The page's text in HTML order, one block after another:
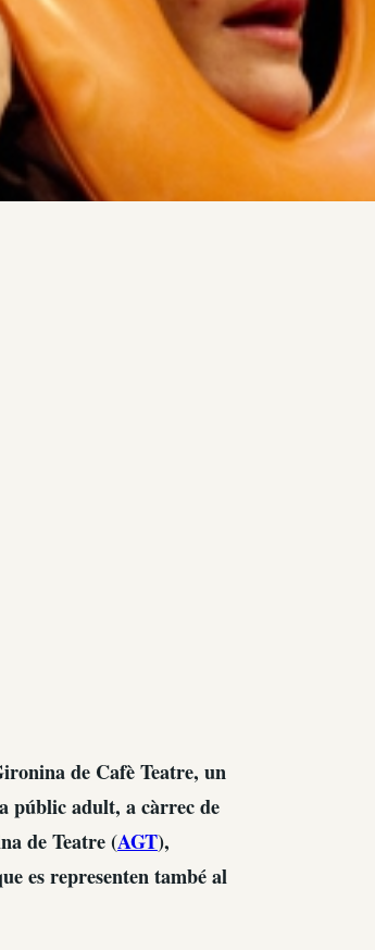
de Cafè Teatre, un
públic adult, a càrrec de
de Teatre (AGT),
es representen també al